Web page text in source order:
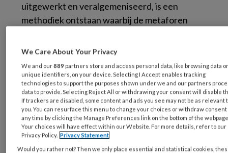
uitgewerkt en veralgemeniseerd, is een
methodiek ontstaan waarbij de metaforen
cliënten. Deze symboolfiguren (Uil, Boom,
Hart, Olifant, Kat en Ik) zijn niet alleen
onderdeel van de behandeling, maar ook van
de procesdiagnostiek en het behandelplan.
Een cliënt kan bijvoorbeeld vastlopen op de
rotonde, stilstaan bij de halte, zich te veel laten
leiden door zijn uil, een te actieve kat hebben
of een tekort aan olifantvaardigheden.
We Care About Your Privacy
We and our889 partners store and access personal data, like browsing data
unique identifiers, on your device. Selecting I Accept enables tracking
technologies to support the purposes shown under we and our partners
data to provide. Selecting Reject All or withdrawing your consent will disable
If trackers are disabled, some content and ads you see may not be as relevant
you. You can resurface this menu to change your choices or withdraw consent
any time by clicking the Manage Preferences link on the bottom of the
Your choices will have effect within our Website. For more details, refer to our
Privacy Policy. Privacy Statement
Would you rather not? Then we only place essential and statistical cookies,